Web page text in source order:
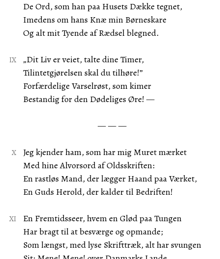
De Ord, som han paa Husets Dække tegnet,
Imedens om hans Knæ min Børneskare
Og alt mit Tyende af Rædsel blegned.
„Dit Liv er veiet, talte dine Timer,
Tilintetgjørelsen skal du tilhøre!”
Forfærdelige Varselrøst, som kimer
Bestandig for den Dødeliges Øre! —
— — —
Jeg kjender ham, som har mig Muret mærket
Med hine Alvorsord af Oldsskriften:
En rastløs Mand, der lægger Haand paa Værket,
En Guds Herold, der kalder til Bedriften!
En Fremtidsseer, hvem en Glød paa Tungen
Har bragt til at besværge og opmande;
Som længst, med lyse Skrifttræk, alt har svungen